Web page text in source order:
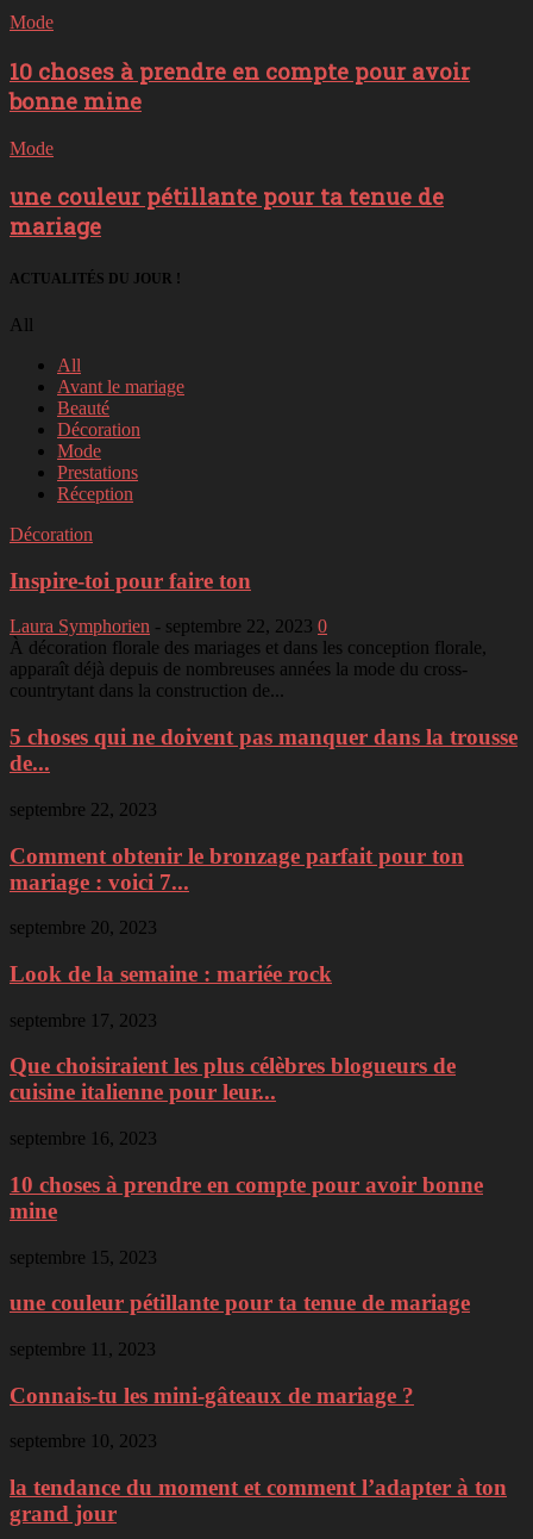
Mode
10 choses à prendre en compte pour avoir
bonne mine
Mode
une couleur pétillante pour ta tenue de
mariage
ACTUALITÉS DU JOUR !
All
All
Avant le mariage
Beauté
Décoration
Mode
Prestations
Réception
Décoration
Inspire-toi pour faire ton
Laura Symphorien - septembre 22, 2023 0
À décoration florale des mariages et dans les conception florale,
apparaît déjà depuis de nombreuses années la mode du cross-
countrytant dans la construction de...
5 choses qui ne doivent pas manquer dans la trousse
de...
septembre 22, 2023
Comment obtenir le bronzage parfait pour ton
mariage : voici 7...
septembre 20, 2023
Look de la semaine : mariée rock
septembre 17, 2023
Que choisiraient les plus célèbres blogueurs de
cuisine italienne pour leur...
septembre 16, 2023
10 choses à prendre en compte pour avoir bonne
mine
septembre 15, 2023
une couleur pétillante pour ta tenue de mariage
septembre 11, 2023
Connais-tu les mini-gâteaux de mariage ?
septembre 10, 2023
la tendance du moment et comment l’adapter à ton
grand jour